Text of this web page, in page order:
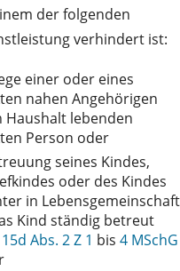
der folgenden
verhindert ist:
einer oder eines
nahen Angehörigen
lebenden
Person oder
seines Kindes,
oder des Kindes
in Lebensgemeinschaft
Kind ständig betreut
Abs. 2 Z 1 bis 4 MSchG